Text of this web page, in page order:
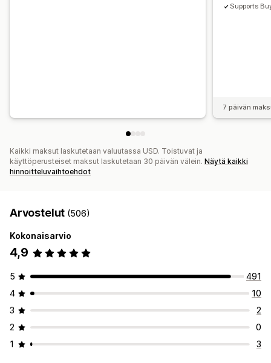
Supports
7 päivän
Kaikki maksut laskutetaan valuutassa USD. Toistuvat ja
käyttöperusteiset maksut laskutetaan 30 päivän välein. Näytä kaikki
hinnoitteluvaihtoehdot
Arvostelut (506)
Kokonaisarvio
4,9
5
491
4
10
3
2
2
0
1
3